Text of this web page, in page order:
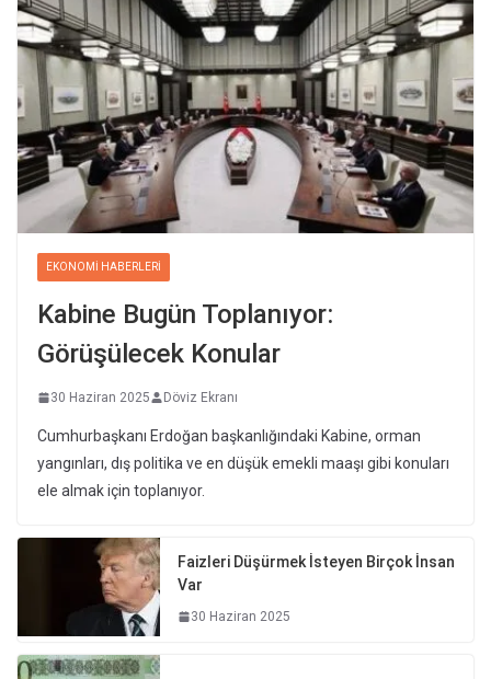
EKONOMI HABERLERI
Kabine Bugün Toplanıyor:
Görüşülecek Konular
30 Haziran 2025 Döviz Ekranı
Cumhurbaşkanı Erdoğan başkanlığındaki Kabine, orman
yangınları, dış politika ve en düşük emekli maaşı gibi konuları
ele almak için toplanıyor.
Faizleri Düşürmek İsteyen Birçok İnsan
Var
30 Haziran 2025